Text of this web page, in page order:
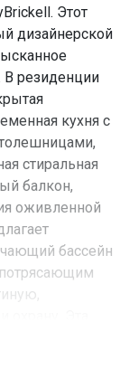
Этот
дизайнерской
В резиденции
кухня с
стиральная
балкон,
оживленной
бассейн
от центра